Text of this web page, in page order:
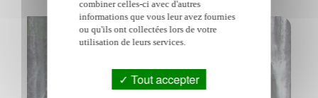
combiner celles-ci avec d'autres
informations que vous leur avez fournies
ou qu'ils ont collectées lors de votre
utilisation de leurs services.
Tout accepter